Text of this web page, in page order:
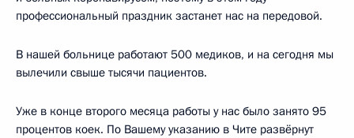
профессиональный праздник застанет нас на передовой.
В нашей больнице работают 500 медиков, и на сегодня мы
вылечили свыше тысячи пациентов.
Уже в конце второго месяца работы у нас было занято 95
процентов коек. По Вашему указанию в Чите развёрнут